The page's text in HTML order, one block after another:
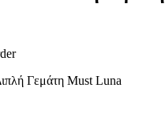
Γεμάτη Must Luna